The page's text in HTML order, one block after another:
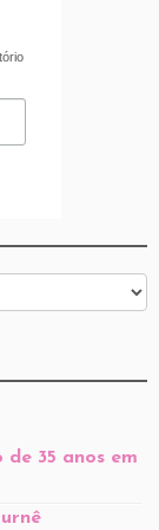
de 35 anos em